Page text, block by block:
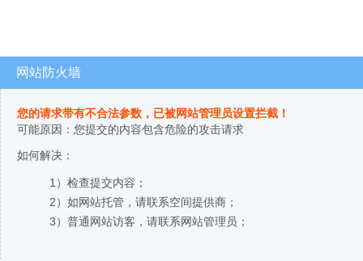
网站防火墙
您的请求带有不合法参数，已被网站管理员设置拦截！
可能原因：您提交的内容包含危险的攻击请求
如何解决：
1）检查提交内容；
2）如网站托管，请联系空间提供商；
3）普通网站访客，请联系网站管理员；